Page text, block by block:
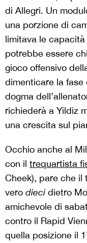
di Allegri. Un
una porzione di
limitava le capacità
potrebbe essere
gioco offensivo
dimenticare la fase
dogma
richiederà a Yildiz
una crescita sul
Occhio anche al
con il trequartista
Cheek), pare che il
vero dieci dietro
amichevole di
contro il Rapid
quella posizione il